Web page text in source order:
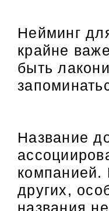
Нейминг
крайне
быть
Название
компанией.
других,
названия